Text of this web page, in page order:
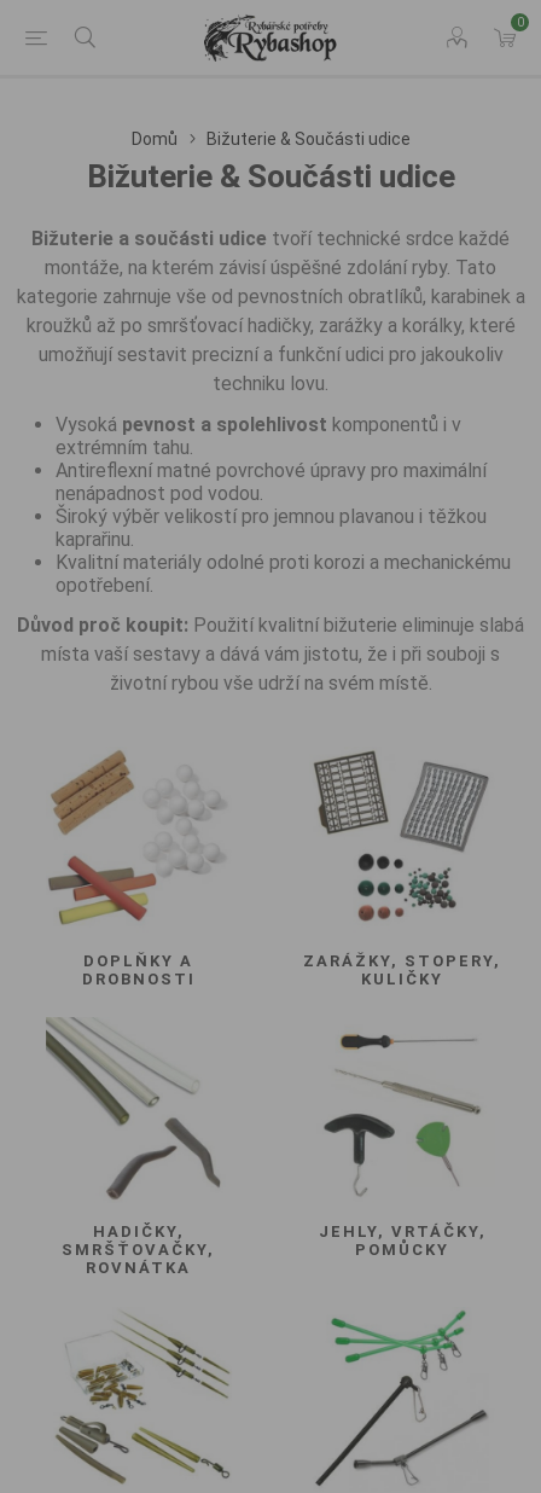
0
Domů Bižuterie & Součásti udice
Bižuterie & Součásti udice
Bižuterie a součásti udice tvoří technické srdce každé
montáže, na kterém závisí úspěšné zdolání ryby. Tato
kategorie zahrnuje vše od pevnostních obratlíků, karabinek a
kroužků až po smršťovací hadičky, zarážky a korálky, které
umožňují sestavit precizní a funkční udici pro jakoukoliv
techniku lovu.
Vysoká pevnost a spolehlivost komponentů i v
extrémním tahu.
Antireflexní matné povrchové úpravy pro maximální
nenápadnost pod vodou.
Široký výběr velikostí pro jemnou plavanou i těžkou
kaprařinu.
Kvalitní materiály odolné proti korozi a mechanickému
opotřebení.
Důvod proč koupit: Použití kvalitní bižuterie eliminuje slabá
místa vaší sestavy a dává vám jistotu, že i při souboji s
životní rybou vše udrží na svém místě.
DOPLŇKY A
DROBNOSTI
ZARÁŽKY, STOPERY,
KULIČKY
HADIČKY,
SMRŠŤOVAČKY,
ROVNÁTKA
JEHLY, VRTÁČKY,
POMŮCKY